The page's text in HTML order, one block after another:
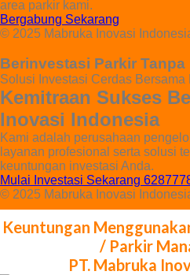
area parkir kami.
Bergabung Sekarang
© 2025 Mabruka Inovasi
Berinvestasi Parkir Tanpa
Solusi Investasi Cerdas
Kemitraan Sukses
Inovasi Indonesia
Kami adalah perusahaan
layanan profesional serta solusi
keuntungan investasi Anda.
Mulai Investasi Sekarang
© 2025 Mabruka Inovasi
Keuntungan
/ Parkir
PT. Mabruka